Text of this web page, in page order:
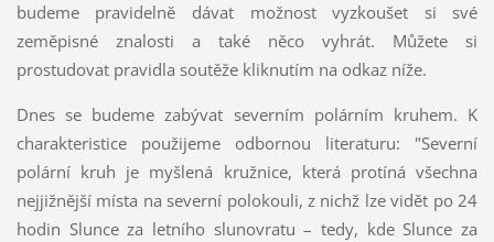
budeme pravidelně dávat možnost vyzkoušet si své
zeměpisné znalosti a také něco vyhrát. Můžete si
prostudovat pravidla soutěže kliknutím na odkaz níže.
Dnes se budeme zabývat severním polárním kruhem. K
charakteristice použijeme odbornou literaturu: "Severní
polární kruh je myšlená kružnice, která protíná všechna
nejjižnější místa na severní polokouli, z nichž lze vidět po 24
hodin Slunce za letního slunovratu – tedy, kde Slunce za